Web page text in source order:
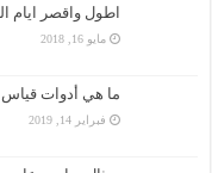
اطول واقصر ايام
مايو 16, 2018
ما هي أدوات قياس
فبراير 14, 2019